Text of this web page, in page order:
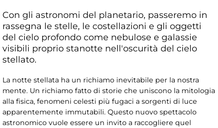
Con gli astronomi del planetario, passeremo in
rassegna le stelle, le costellazioni e gli oggetti
del cielo profondo come nebulose e galassie
visibili proprio stanotte nell'oscurità del cielo
stellato.
La notte stellata ha un richiamo inevitabile per la nostra
mente. Un richiamo fatto di storie che uniscono la mitologia
alla fisica, fenomeni celesti più fugaci a sorgenti di luce
apparentemente immutabili. Questo nuovo spettacolo
astronomico vuole essere un invito a raccogliere quel